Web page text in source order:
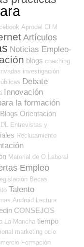
Aprodel CLM
Artículos
Noticias Empleo-
blogs coaching
investigación
Debate
Innovación
la formación
Orientación
Entrevistas y
Reclutamiento
Material de O.Laboral
Empleo
Legislación Becas
Talento
Android
Lectura
CONSEJOS
La Mancha tiempo
marketing ocio
Formación